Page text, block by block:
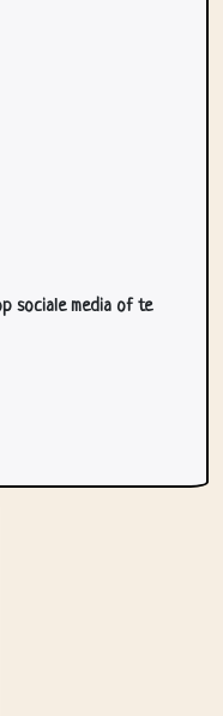
sociale media of te